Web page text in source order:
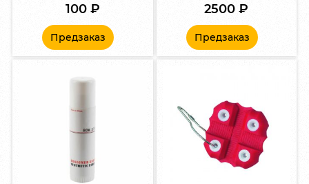
100 ₽
Предзаказ
2500₽
Предзаказ